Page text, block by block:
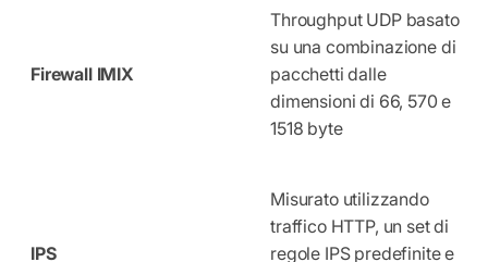
Firewall IMIX
Throughput UDP basato
su una combinazione di
pacchetti dalle
dimensioni di 66, 570 e
1518 byte
IPS
Misurato utilizzando
traffico HTTP, un set di
regole IPS predefinite e